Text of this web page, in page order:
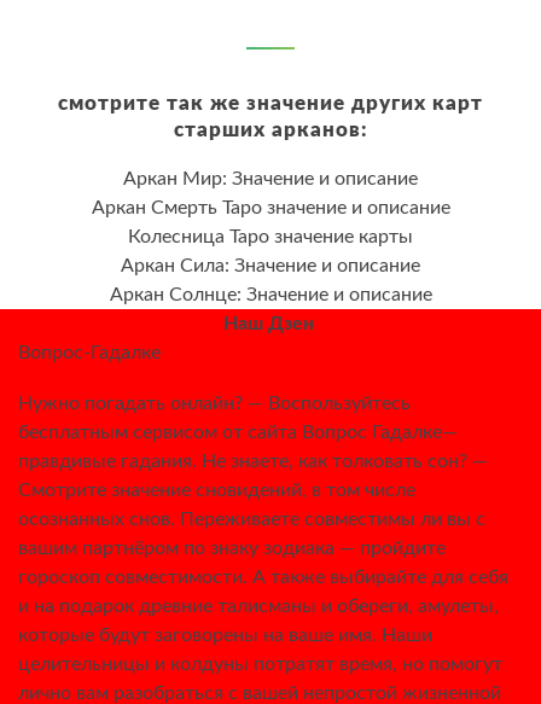
смотрите так же значение других карт
старших арканов:
Аркан Мир: Значение и описание
Аркан Смерть Таро значение и описание
Колесница Таро значение карты
Аркан Сила: Значение и описание
Аркан Солнце: Значение и описание
Наш Дзен
Вопрос-Гадалке
Нужно погадать онлайн? — Воспользуйтесь
бесплатным сервисом от сайта Вопрос Гадалке—
правдивые гадания. Не знаете, как толковать сон? —
Смотрите значение сновидений, в том числе
осознанных снов. Переживаете совместимы ли вы с
вашим партнёром по знаку зодиака — пройдите
гороскоп совместимости. А также выбирайте для себя
и на подарок древние талисманы и обереги, амулеты,
которые будут заговорены на ваше имя. Наши
целительницы и колдуны потратят время, но помогут
лично вам разобраться с вашей непростой жизненной